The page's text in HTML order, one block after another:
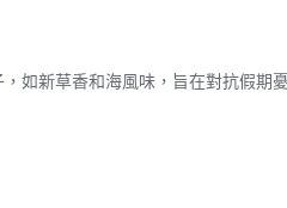
如新草香和海風味，旨在對抗假